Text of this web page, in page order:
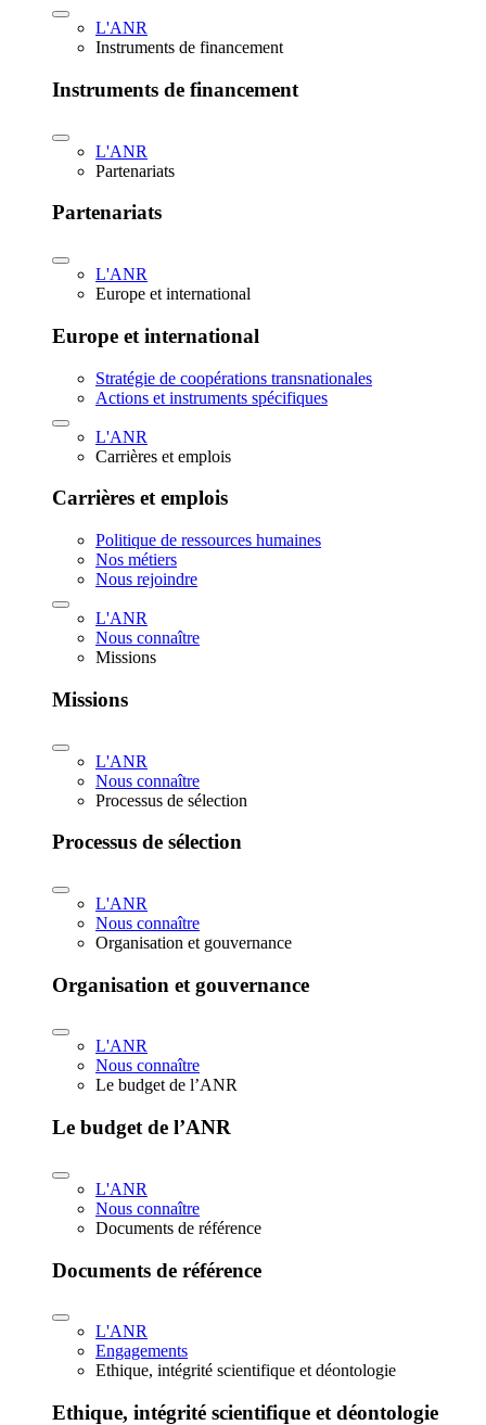
L'ANR
Instruments de financement
Instruments de financement
L'ANR
Partenariats
Partenariats
L'ANR
Europe et international
Europe et international
Stratégie de coopérations transnationales
Actions et instruments spécifiques
L'ANR
Carrières et emplois
Carrières et emplois
Politique de ressources humaines
Nos métiers
Nous rejoindre
L'ANR
Nous connaître
Missions
Missions
L'ANR
Nous connaître
Processus de sélection
Processus de sélection
L'ANR
Nous connaître
Organisation et gouvernance
Organisation et gouvernance
L'ANR
Nous connaître
Le budget de l’ANR
Le budget de l’ANR
L'ANR
Nous connaître
Documents de référence
Documents de référence
L'ANR
Engagements
Ethique, intégrité scientifique et déontologie
Ethique, intégrité scientifique et déontologie